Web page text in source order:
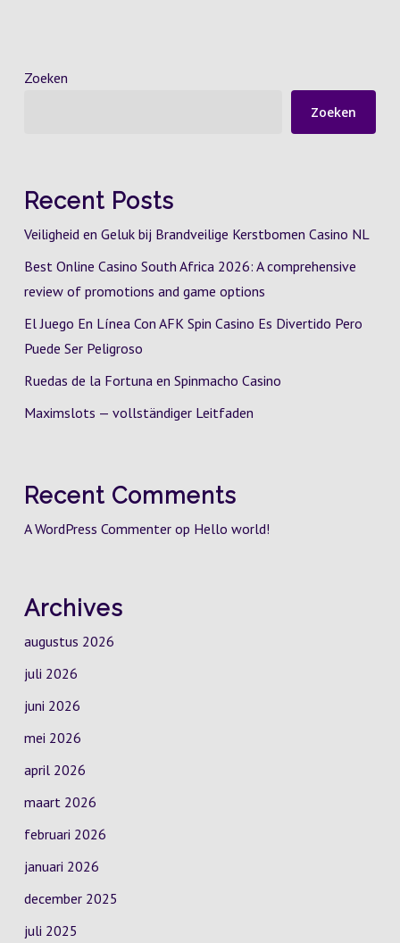
Zoeken
Zoeken
Recent Posts
Veiligheid en Geluk bij Brandveilige Kerstbomen Casino NL
Best Online Casino South Africa 2026: A comprehensive
review of promotions and game options
El Juego En Línea Con AFK Spin Casino Es Divertido Pero
Puede Ser Peligroso
Ruedas de la Fortuna en Spinmacho Casino
Maximslots — vollständiger Leitfaden
Recent Comments
A WordPress Commenterop Hello world!
Archives
augustus 2026
juli 2026
juni 2026
mei 2026
april 2026
maart 2026
februari 2026
januari 2026
december 2025
juli 2025